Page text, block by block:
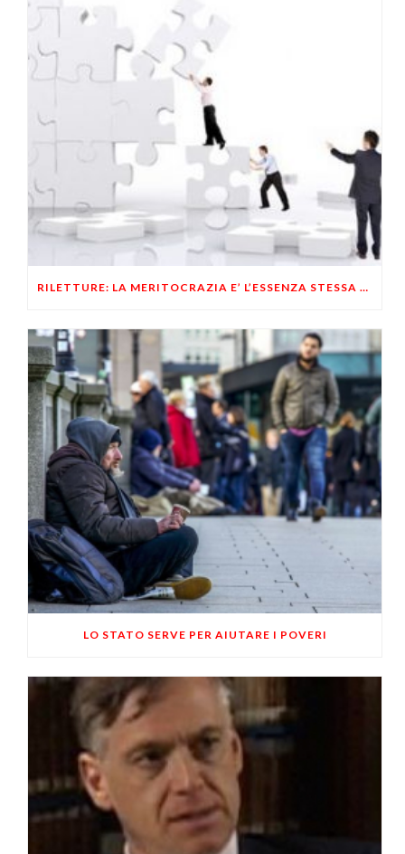
RILETTURE: LA MERITOCRAZIA E’ L’ESSENZA STESSA DELLO STATALISMO
LO STATO SERVE PER AIUTARE I POVERI